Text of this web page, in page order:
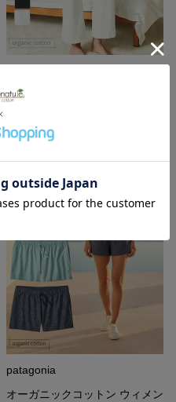
オーガニックコットン スラブリ
10,120
patagonia
オーガニックコットン ウィメン